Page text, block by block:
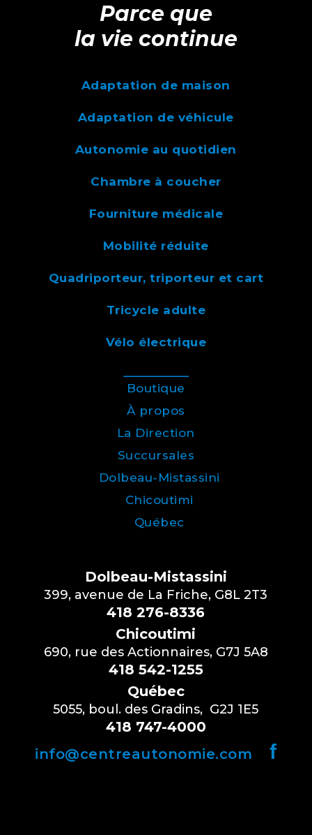
Parce que
la vie continue
Adaptation de maison
Adaptation de véhicule
Autonomie au quotidien
Chambre à coucher
Fourniture médicale
Mobilité réduite
Quadriporteur, triporteur et cart
Tricycle adulte
Vélo électrique
Boutique
À propos
La Direction
Succursales
Dolbeau-Mistassini
Chicoutimi
Québec
Dolbeau-Mistassini
399, avenue de La Friche, G8L 2T3
418 276-8336
Chicoutimi
690, rue des Actionnaires, G7J 5A8
418 542-1255
Québec
5055, boul. des Gradins, G2J 1E5
418 747-4000
info@centreautonomie.com
f